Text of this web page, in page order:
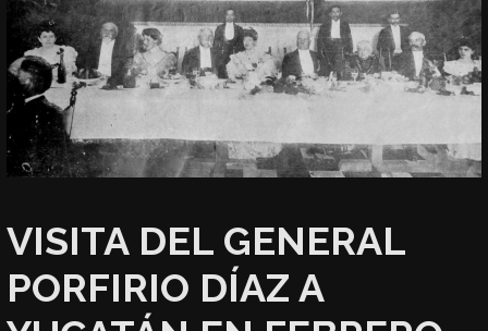
VISITA DEL GENERAL
PORFIRIO DÍAZ A